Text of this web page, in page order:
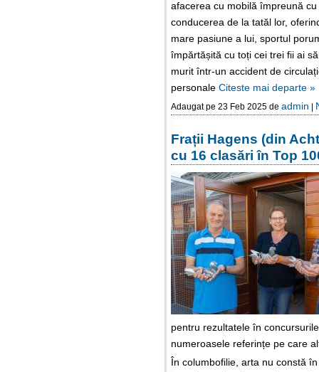
afacerea cu mobilă împreună
conducerea de la tatăl lor,
mare pasiune a lui, sportul
împărtășită cu toți cei trei fii ai
murit într-un accident de
personale Citeste mai departe »
Adaugat pe 23 Feb 2025 de admin |
Frații Hagens (din
cu 16 clasări în Top
pentru rezultatele în
numeroasele referințe pe care
În columbofilie, arta nu constă